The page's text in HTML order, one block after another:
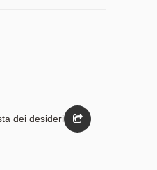
dei desideri